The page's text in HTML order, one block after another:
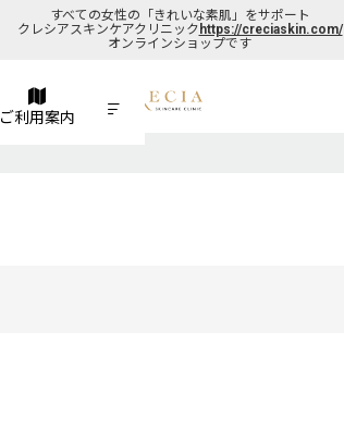
すべての女性の「きれいな素肌」をサポート
クレシアスキンケアクリニック https://creciaskin.com/
オンラインショップです
ご利用案内